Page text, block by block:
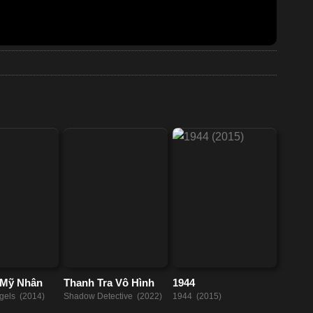
Nhân
(2014)
Thanh Tra Vô Hình
Shadow Detective (2022)
1944
1944 (2015)